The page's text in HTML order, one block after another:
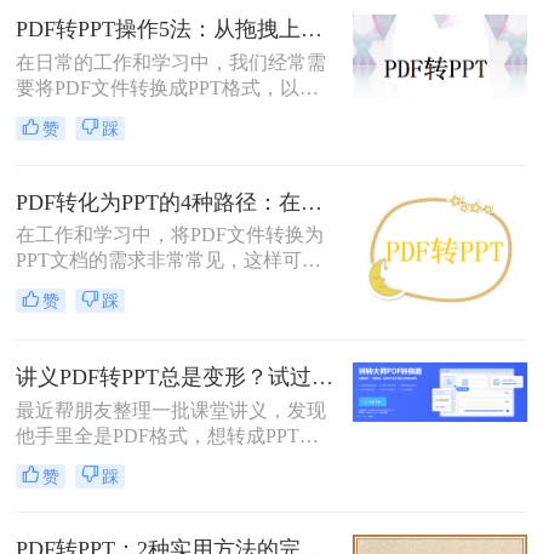
PDF转PPT操作5法：从拖拽上传到批量转换的完整步骤！
在日常的工作和学习中，我们经常需
要将PDF文件转换成PPT格式，以便
进行编辑、展示和分享。那么PDF怎
么转换成PPT呢？本文将介绍五种将
赞 踩
PDF转化为PPT的4种路径：在线、客户端、插件和手动各有什么区别！
在工作和学习中，将PDF文件转换为
PPT文档的需求非常常见，这样可以
方便地进行演示和分享。那么pdf如何
转化为ppt呢？本文将介绍四种常见的
求选择最合适的方式。
赞 踩
讲义PDF转PPT总是变形？试过这几个办法真管用！
最近帮朋友整理一批课堂讲义，发现
他手里全是PDF格式，想转成PPT讲
课用，结果试了好几个工具，不是字
体乱码就是排版错位，气得他差点把
转ppt”这个问题，说到底要看你的
赞 踩